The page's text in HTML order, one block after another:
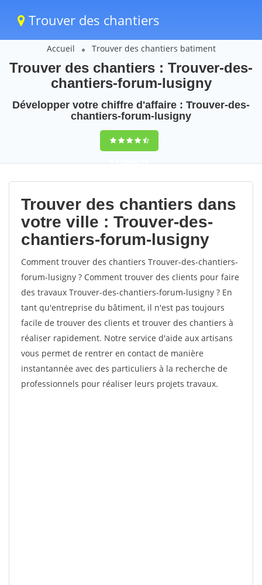
Trouver des chantiers
Accueil Trouver des chantiers batiment
Trouver des chantiers : Trouver-des-
chantiers-forum-lusigny
Développer votre chiffre d'affaire : Trouver-des-
chantiers-forum-lusigny
9,5(100%)74
votes
Trouver des chantiers dans
votre ville : Trouver-des-
chantiers-forum-lusigny
Comment trouver des chantiers Trouver-des-chantiers-
forum-lusigny ? Comment trouver des clients pour faire
des travaux Trouver-des-chantiers-forum-lusigny ? En
tant qu'entreprise du bâtiment, il n'est pas toujours
facile de trouver des clients et trouver des chantiers à
réaliser rapidement. Notre service d'aide aux artisans
vous permet de rentrer en contact de manière
instantannée avec des particuliers à la recherche de
professionnels pour réaliser leurs projets travaux.